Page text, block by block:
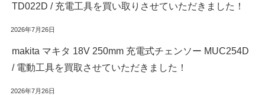
TD022D / 充電工具を買い取りさせていただきました！
2026年7月26日
makita マキタ 18V 250mm 充電式チェンソー MUC254D
/ 電動工具を買取させていただきました！
2026年7月26日